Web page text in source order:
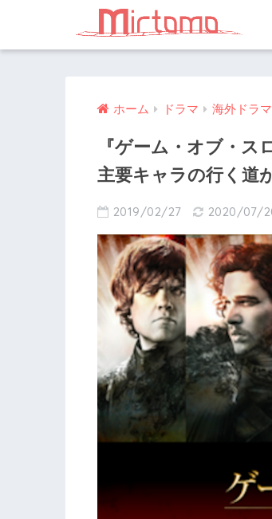
ホーム ドラマ 海外ドラマ
『ゲーム・オブ・ス
主要キャラの行く道
2019/02/27 2020/07/